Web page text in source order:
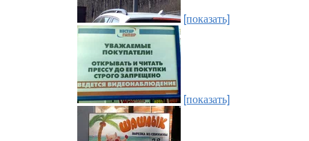
[показать]
[показать]